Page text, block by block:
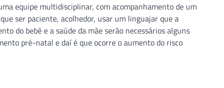
equipe multidisciplinar, com acompanhamento de um
ser paciente, acolhedor, usar um linguajar que a
do bebê e a saúde da mãe serão necessários alguns
pré-natal e daí é que ocorre o aumento do risco